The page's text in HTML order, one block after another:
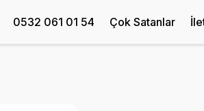
0532 061 01 54 Çok Satanlar